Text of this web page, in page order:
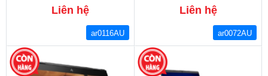
Liên hệ
ar0116AU
Liên hệ
ar0072AU